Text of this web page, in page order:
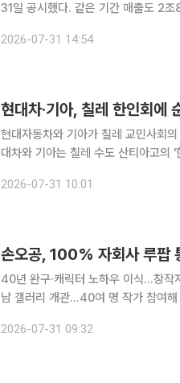
31일 공시했다. 같은 기간 매출도 2조8752억원으로 작년 동기 대비 0.6% 늘었다. 한온시스템은
2026-07-31 14:54
현대차·기아, 칠레 한인회에
현대자동차와 기아가 칠레 교민사회
대차와 기아는 칠레 수도 산티아고의
의 거리는 한국 음식점과 상점이 밀집
2026-07-31 10:01
손오공, 100% 자회사 루팝
40년 완구·캐릭터 노하우 이식…창작
남 갤러리 개관…40여 명 작가 참여해 사업화 추진 손오공이 전통 완구
(LOOPOP)을 중심으로 국내 창작자
2026-07-31 09:32